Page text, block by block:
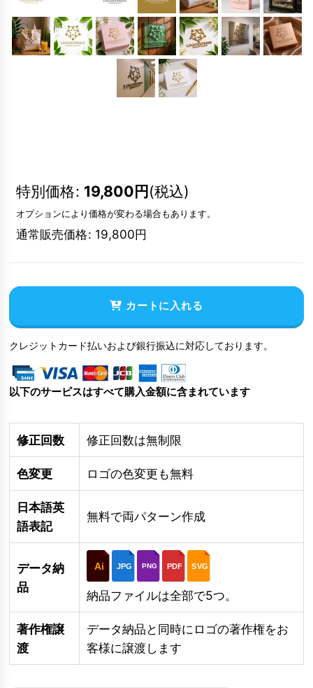
特別価格: 19,800円(税込)
オプションにより価格が変わる場合もあります。
通常販売価格: 19,800円
カートに入れる
クレジットカード払いおよび銀行振込に対応しております。
以下のサービスはすべて購入金額に含まれています
修正回数 修正回数は無制限
色変更 ロゴの色変更も無料
日本語英
語表記
無料で両パターン作成
データ納
品
Ai JPG PNG PDF SVG
納品ファイルは全部で5つ。
著作権譲
渡
データ納品と同時にロゴの著作権をお
客様に譲渡します